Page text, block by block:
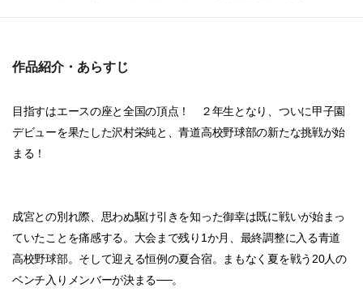
作品紹介・あらすじ
目指すはエースの座と全国の頂点！ ２年生となり、ついに甲子園
デビューを果たした沢村栄純と、青道高校野球部の新たな挑戦が始
まる！
成宮との別れ際、思わぬ駆け引きを知った御幸は既に戦いが始まっ
ていたことを痛感する。大会まで残り1か月、最終調整に入る青道
高校野球部。そして迎える恒例の夏合宿。まもなく夏を戦う20人の
ベンチ入りメンバーが決まる──。